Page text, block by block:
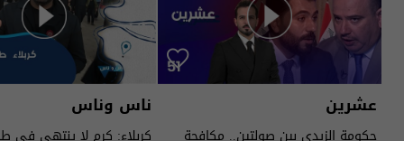
عشرين
حكومة الزيدي بين صولتين.. مكافحة
ناس وناس
كربلاء: كرم لا ينتهي في